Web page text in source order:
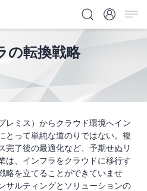
の転換戦略
レミス）からクラウド環境へイン
とって単純な道のりではない。複
完了後の最適化など、予期せぬリ
は、インフラをクラウドに移行す
略を立てることができていませ
サルティングとソリューションの